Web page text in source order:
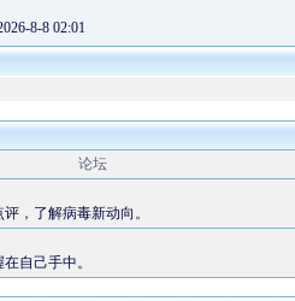
8-8 02:01
微点软件为奥运会
论坛
，了解病毒新动向。
自己手中。